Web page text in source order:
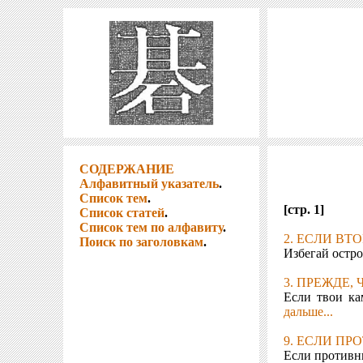
СОДЕРЖАНИЕ
Алфавитный указатель.
Список тем.
Список статей.
Список тем по алфавиту.
Поиск по заголовкам.
[стр. 1]
2. ЕСЛИ
Избегай
3. ПРЕЖДЕ,
Если твои
дальше...
9. ЕСЛИ
Если